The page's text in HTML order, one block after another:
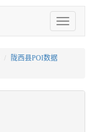
Toggle
navigation
陇西县POI数据